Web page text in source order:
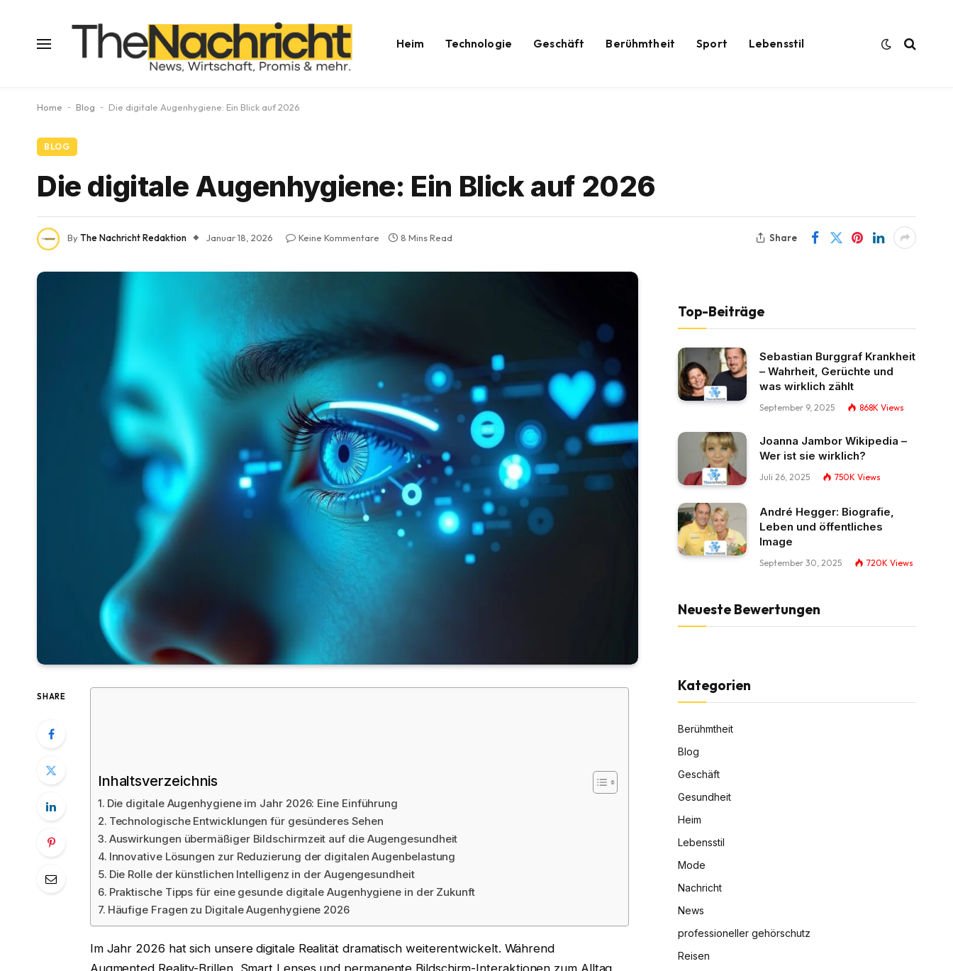
Heim Technologie Geschäft Berühmtheit Sport Lebensstil
Home - Blog - Die digitale Augenhygiene: Ein Blick auf 2026
BLOG
Die digitale Augenhygiene: Ein Blick auf 2026
ByThe Nachricht Redaktion Januar 18, 2026 Keine Kommentare 8 Mins Read Share
SHARE
Inhaltsverzeichnis
Die digitale Augenhygiene im Jahr 2026: Eine Einführung
Technologische Entwicklungen für gesünderes Sehen
Auswirkungen übermäßiger Bildschirmzeit auf die Augengesundheit
Innovative Lösungen zur Reduzierung der digitalen Augenbelastung
Die Rolle der künstlichen Intelligenz in der Augengesundheit
Praktische Tipps für eine gesunde digitale Augenhygiene in der Zukunft
Häufige Fragen zu Digitale Augenhygiene 2026
Im Jahr 2026 hat sich unsere digitale Realität dramatisch weiterentwickelt. Während
Augmented Reality-Brillen, Smart Lenses und permanente Bildschirm-Interaktionen zum Alltag
Top-Beiträge
Sebastian Burggraf Krankheit
– Wahrheit, Gerüchte und
was wirklich zählt
September 9, 2025 868K Views
Joanna Jambor Wikipedia –
Wer ist sie wirklich?
Juli 26, 2025 750K Views
André Hegger: Biografie,
Leben und öffentliches
Image
September 30, 2025 720K Views
Neueste Bewertungen
Kategorien
Berühmtheit
Blog
Geschäft
Gesundheit
Heim
Lebensstil
Mode
Nachricht
News
professioneller gehörschutz
Reisen